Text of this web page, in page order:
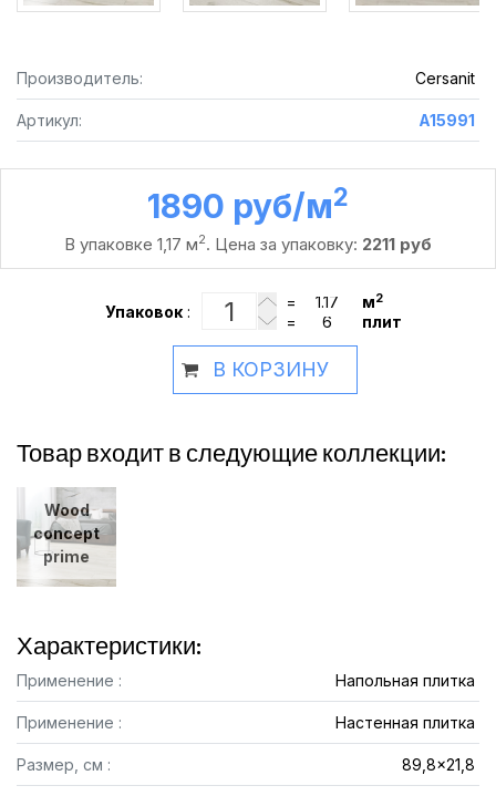
Производитель: Cersanit
Артикул: A15991
1890 руб /м2
В упаковке 1,17 м2. Цена за упаковку: 2211 руб
Упаковок :
= м2
= плит
В КОРЗИНУ
Товар входит в следующие коллекции:
Wood
concept
prime
Характеристики:
Применение : Напольная плитка
Применение : Настенная плитка
Размер, см : 89,8x21,8